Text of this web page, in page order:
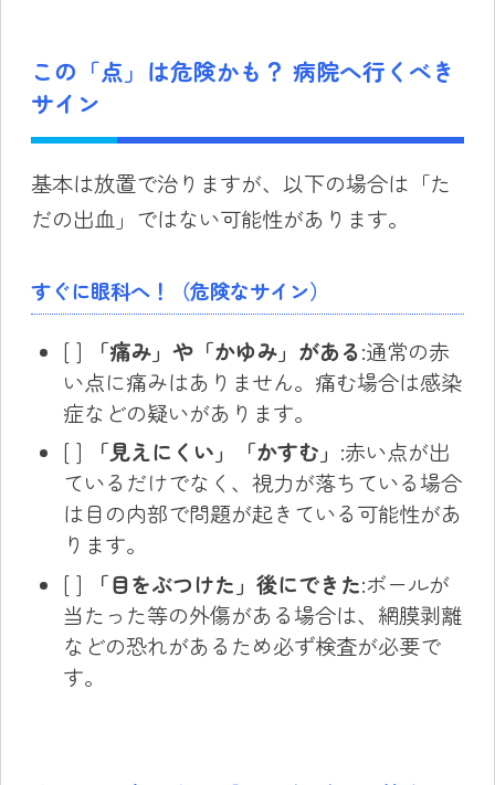
この「点」は危険かも？ 病院へ行くべき
サイン
基本は放置で治りますが、以下の場合は「た
だの出血」ではない可能性があります。
すぐに眼科へ！（危険なサイン）
[ ] 「痛み」や「かゆみ」がある:通常の赤
い点に痛みはありません。痛む場合は感染
症などの疑いがあります。
[ ]
「見えにくい」「かすむ」 :赤い点が出
ているだけでなく、視力が落ちている場合
は目の内部で問題が起きている可能性があ
ります。
[ ]
「目をぶつけた」後にできた:ボールが
当たった等の外傷がある場合は、網膜剥離
などの恐れがあるため必ず検査が必要で
す。